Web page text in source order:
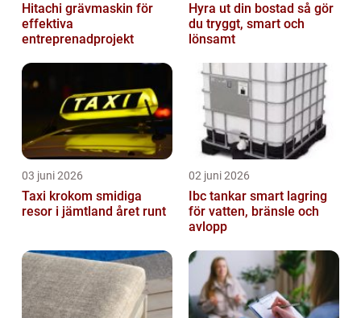
Hitachi grävmaskin för
effektiva
entreprenadprojekt
Hyra ut din bostad så gör
du tryggt, smart och
lönsamt
03 juni 2026
Taxi krokom smidiga
resor i jämtland året runt
02 juni 2026
Ibc tankar smart lagring
för vatten, bränsle och
avlopp